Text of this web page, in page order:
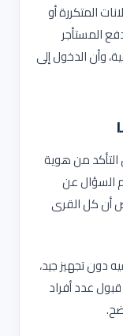
المتكررة أو
المستأجر
وأن الدخول إلى
من هوية
السؤال عن
أن كل القرى
دون تجهيز جيد،
عدد أفراد
.